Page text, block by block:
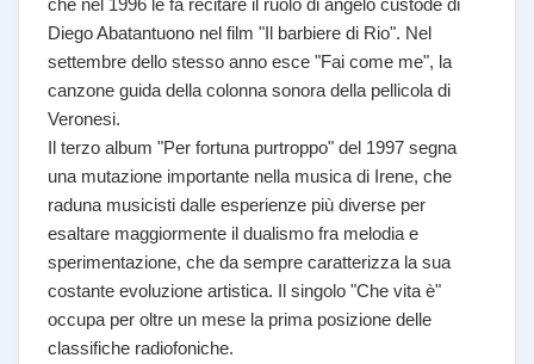
che nel 1996 le fa recitare il ruolo di angelo custode di
Diego Abatantuono nel film "Il barbiere di Rio". Nel
settembre dello stesso anno esce "Fai come me", la
canzone guida della colonna sonora della pellicola di
Veronesi.
Il terzo album "Per fortuna purtroppo" del 1997 segna
una mutazione importante nella musica di Irene, che
raduna musicisti dalle esperienze più diverse per
esaltare maggiormente il dualismo fra melodia e
sperimentazione, che da sempre caratterizza la sua
costante evoluzione artistica. Il singolo "Che vita è"
occupa per oltre un mese la prima posizione delle
classifiche radiofoniche.